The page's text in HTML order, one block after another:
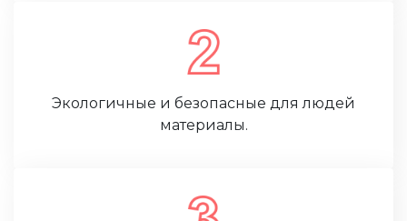
Экологичные и безопасные для людей
материалы.